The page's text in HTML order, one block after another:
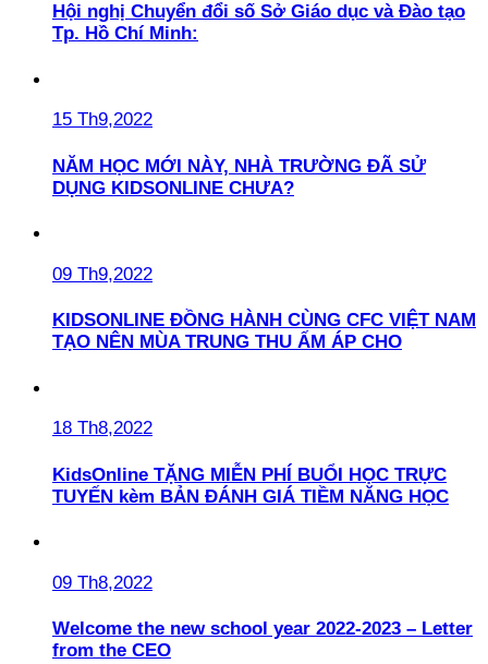
Hội nghị Chuyển đổi số Sở Giáo dục và Đào tạo
Tp. Hồ Chí Minh:
15 Th9,2022
NĂM HỌC MỚI NÀY, NHÀ TRƯỜNG ĐÃ SỬ
DỤNG KIDSONLINE CHƯA?
09 Th9,2022
KIDSONLINE ĐỒNG HÀNH CÙNG CFC VIỆT NAM
TẠO NÊN MÙA TRUNG THU ẤM ÁP CHO
18 Th8,2022
KidsOnline TẶNG MIỄN PHÍ BUỔI HỌC TRỰC
TUYẾN kèm BẢN ĐÁNH GIÁ TIỀM NĂNG HỌC
09 Th8,2022
Welcome the new school year 2022-2023 – Letter
from the CEO